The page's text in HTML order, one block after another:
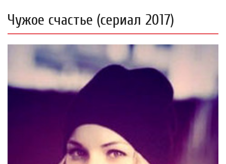
Чужое счастье (сериал 2017)